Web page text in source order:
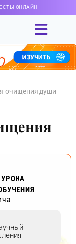
ОНЛАЙН
очищения души
УРОКА